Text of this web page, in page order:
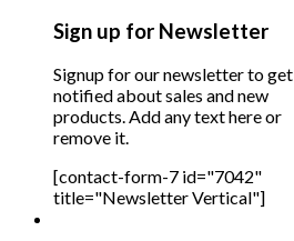
Sign up for Newsletter
Signup for our newsletter to get
notified about sales and new
products. Add any text here or
remove it.
[contact-form-7 id="7042"
title="Newsletter Vertical"]